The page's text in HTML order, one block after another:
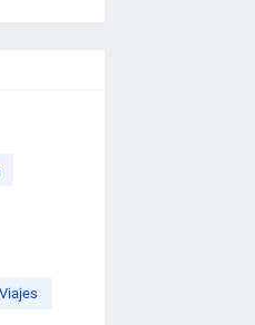
Viajes